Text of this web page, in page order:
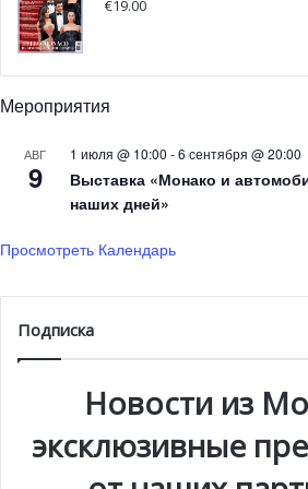
€19.00
Мероприятия
АВГ
9
1 июля @ 10:00 -6 сентября @ 20:00
Выставка «Монако и
наших дней»
Просмотреть Календарь
Подписка
Новости из
эксклюзивные